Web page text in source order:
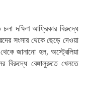
দক্ষিণ আফ্রিকার বিরুদ্ধে
সংসার থেকে ছেড়ে দেওয়া
জানানো হল, অস্ট্রেলিয়া
বেঙ্গালুরুতে খেলতে